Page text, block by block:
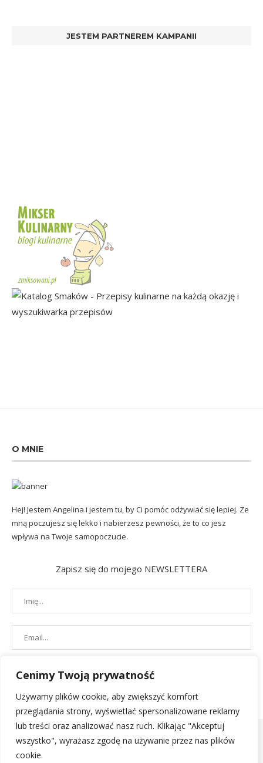
Cenimy Twoją prywatność
Używamy plików cookie, aby zwiększyć komfort
przeglądania strony, wyświetlać spersonalizowane reklamy
lub treści oraz analizować nasz ruch. Klikając "Akceptuj
wszystko", wyrażasz zgodę na używanie przez nas plików
cookie.
JESTEM PARTNEREM KAMPANII
O MNIE
Hej! Jestem Angelina i jestem tu, by Ci pomóc odżywiać się lepiej. Ze
mną poczujesz się lekko i nabierzesz pewności, że to co jesz
wpływa na Twoje samopoczucie.
Zapisz się do mojego NEWSLETTERA